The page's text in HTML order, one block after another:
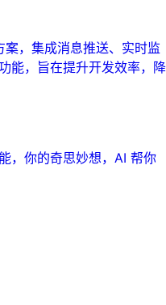
，集成消息推送、实时监
能，旨在提升开发效率，降
，你的奇思妙想，AI 帮你